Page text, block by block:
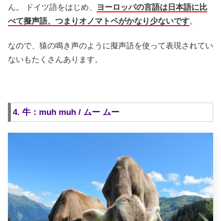
ん。 ドイツ語をはじめ、
ヨーロッパの言語は日本語に比
べて擬声語、つまりオノマトペがかなり少ないです。
なので、猿の鳴き声のように擬声語を使って表現されてい
ないもたくさんあります。
4. 牛：muh muh / ムー ムー